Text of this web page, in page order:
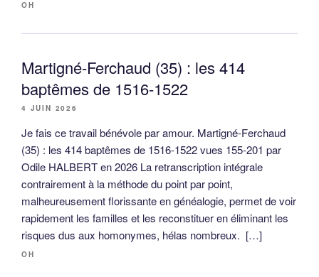
OH
Martigné-Ferchaud (35) : les 414
baptêmes de 1516-1522
4 JUIN 2026
Je fais ce travail bénévole par amour. Martigné-Ferchaud
(35) : les 414 baptêmes de 1516-1522 vues 155-201 par
Odile HALBERT en 2026 La retranscription intégrale
contrairement à la méthode du point par point,
malheureusement florissante en généalogie, permet de voir
rapidement les familles et les reconstituer en éliminant les
risques dus aux homonymes, hélas nombreux. […]
OH